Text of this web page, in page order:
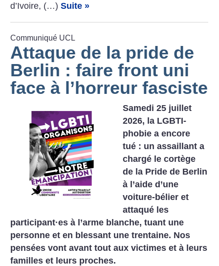
d’Ivoire, (…)Suite »
Communiqué UCL
Attaque de la pride de
Berlin : faire front uni
face à l’horreur fasciste
Samedi 25 juillet
2026, la LGBTI-
phobie a encore
tué : un assaillant a
chargé le cortège
de la Pride de Berlin
à l’aide d’une
voiture-bélier et
attaqué les
participant·es à l’arme blanche, tuant une
personne et en blessant une trentaine. Nos
pensées vont avant tout aux victimes et à leurs
familles et leurs proches.